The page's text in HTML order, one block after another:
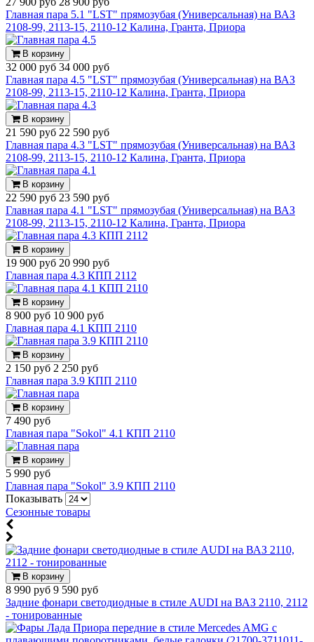
Главная пара 5.1 "LST" прямозубая (Универсальная) на ВАЗ
2108-99, 2113-15, 2110-12 Калина, Гранта, Приора
В корзину
32 000 руб 34 000 руб
Главная пара 4.5 "LST" прямозубая (Универсальная) на ВАЗ
2108-99, 2113-15, 2110-12 Калина, Гранта, Приора
В корзину
21 590 руб 22 590 руб
Главная пара 4.3 "LST" прямозубая (Универсальная) на ВАЗ
2108-99, 2113-15, 2110-12 Калина, Гранта, Приора
В корзину
22 590 руб 23 590 руб
Главная пара 4.1 "LST" прямозубая (Универсальная) на ВАЗ
2108-99, 2113-15, 2110-12 Калина, Гранта, Приора
В корзину
19 900 руб 20 990 руб
Главная пара 4.3 КПП 2112
В корзину
8 900 руб 10 900 руб
Главная пара 4.1 КПП 2110
В корзину
2 150 руб 2 250 руб
Главная пара 3.9 КПП 2110
В корзину
7 490 руб
Главная пара "Sokol" 4.1 КПП 2110
В корзину
5 990 руб
Главная пара "Sokol" 3.9 КПП 2110
Показывать
Сезонные товары
В корзину
8 990 руб 9 590 руб
Задние фонари светодиодные в стиле AUDI на ВАЗ 2110, 2112
- тонированные